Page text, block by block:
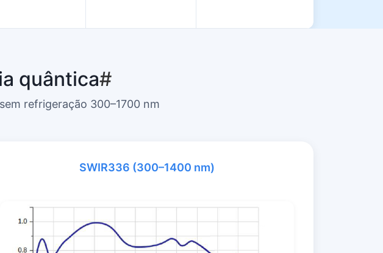
quântica#
refrigeração 300–1700 nm
SWIR336 (300–1400 nm)